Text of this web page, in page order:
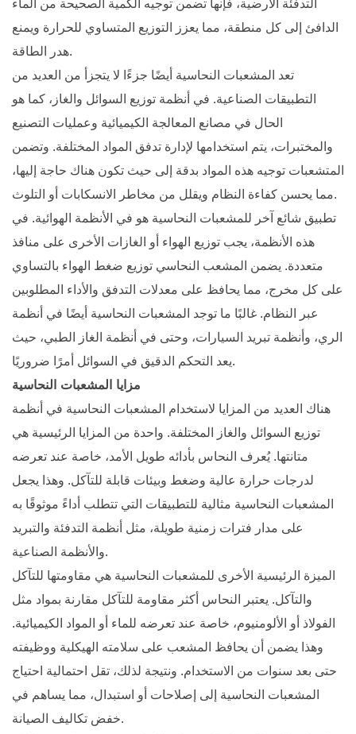
التدفئة الأرضية، فإنها تضمن توجيه الكمية الصحيحة من الماء
الدافئ إلى كل منطقة، مما يعزز التوزيع المتساوي للحرارة ويمنع
هدر الطاقة.
تعد المشعبات النحاسية أيضًا جزءًا لا يتجزأ من العديد من
التطبيقات الصناعية. في أنظمة توزيع السوائل والغاز، كما هو
الحال في مصانع المعالجة الكيميائية وعمليات التصنيع
والمختبرات، يتم استخدامها لإدارة تدفق المواد المختلفة. وتضمن
المتشعبات توجيه هذه المواد بدقة إلى حيث تكون هناك حاجة إليها،
مما يحسن كفاءة النظام ويقلل من مخاطر الانسكابات أو التلوث.
تطبيق شائع آخر للمشعبات النحاسية هو في الأنظمة الهوائية. في
هذه الأنظمة، يجب توزيع الهواء أو الغازات الأخرى على منافذ
متعددة. يضمن المشعب النحاسي توزيع ضغط الهواء بالتساوي
على كل مخرج، مما يحافظ على معدلات التدفق والأداء المطلوبين
عبر النظام. غالبًا ما توجد المشعبات النحاسية أيضًا في أنظمة
الري، وأنظمة تبريد السيارات، وحتى في أنظمة الغاز الطبي، حيث
يعد التحكم الدقيق في السوائل أمرًا ضروريًا.
مزايا المشعبات النحاسية
هناك العديد من المزايا لاستخدام المشعبات النحاسية في أنظمة
توزيع السوائل والغاز المختلفة. واحدة من المزايا الرئيسية هي
متانتها. يُعرف النحاس بأدائه طويل الأمد، خاصة عند تعرضه
لدرجات حرارة عالية وضغط وبيئات قابلة للتآكل. وهذا يجعل
المشعبات النحاسية مثالية للتطبيقات التي تتطلب أداءً موثوقًا به
على مدار فترات زمنية طويلة، مثل أنظمة التدفئة والتبريد
والأنظمة الصناعية.
الميزة الرئيسية الأخرى للمشعبات النحاسية هي مقاومتها للتآكل
والتآكل. يعتبر النحاس أكثر مقاومة للتآكل مقارنة بمواد مثل
الفولاذ أو الألومنيوم، خاصة عند تعرضه للماء أو المواد الكيميائية.
وهذا يضمن أن يحافظ المشعب على سلامته الهيكلية ووظيفته
حتى بعد سنوات من الاستخدام. ونتيجة لذلك، تقل احتمالية احتياج
المشعبات النحاسية إلى إصلاحات أو استبدال، مما يساهم في
خفض تكاليف الصيانة.